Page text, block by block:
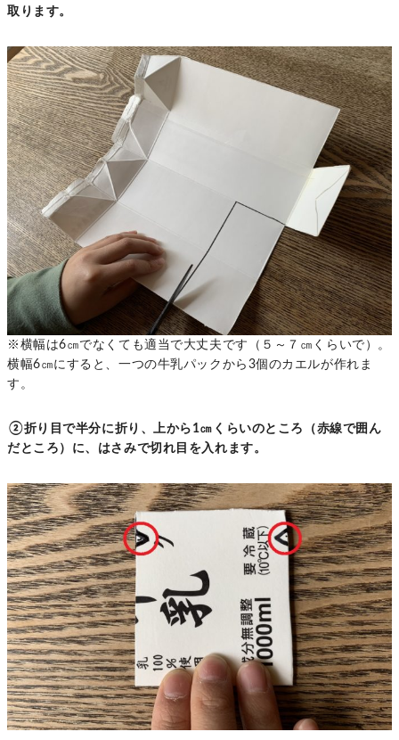
取ります。
※横幅は6㎝でなくても適当で大丈夫です（５～７㎝くらいで）。
横幅6㎝にすると、一つの牛乳パックから3個のカエルが作れま
す。
②折り目で半分に折り、上から1㎝くらいのところ（赤線で囲ん
だところ）に、はさみで切れ目を入れます。